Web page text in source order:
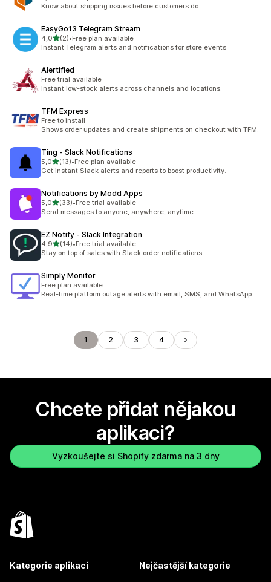
Know about shipping issues before customers do
EasyGo13 Telegram Stream
4,0z 5 hvězd
(2)
Celkový počet recenzí: 2
•Free plan available
Instant Telegram alerts and notifications for store events
Alertified
Free trial available
Instant low-stock alerts across channels and locations.
TFM Express
Free to install
Shows order updates and create shipments on checkout with TFM.
Ting ‑ Slack Notifications
5,0z 5 hvězd
(13)
Celkový počet recenzí: 13
•Free plan available
Get instant Slack alerts and reports to boost productivity.
Notifications by Modd Apps
5,0z 5 hvězd
(33)
Celkový počet recenzí: 33
•Free trial available
Send messages to anyone, anywhere, anytime
EZ Notify ‑ Slack Integration
4,9z 5 hvězd
(14)
Celkový počet recenzí: 14
•Free trial available
Stay on top of sales with Slack order notifications.
Simply Monitor
Free plan available
Real-time platform outage alerts with email, SMS, and WhatsApp
1 2 3 4
Chcete přidat nějakou
aplikaci?
Vyzkoušejte si Shopify zdarma na 3 dny
Kategorie aplikací Nejčastější kategorie